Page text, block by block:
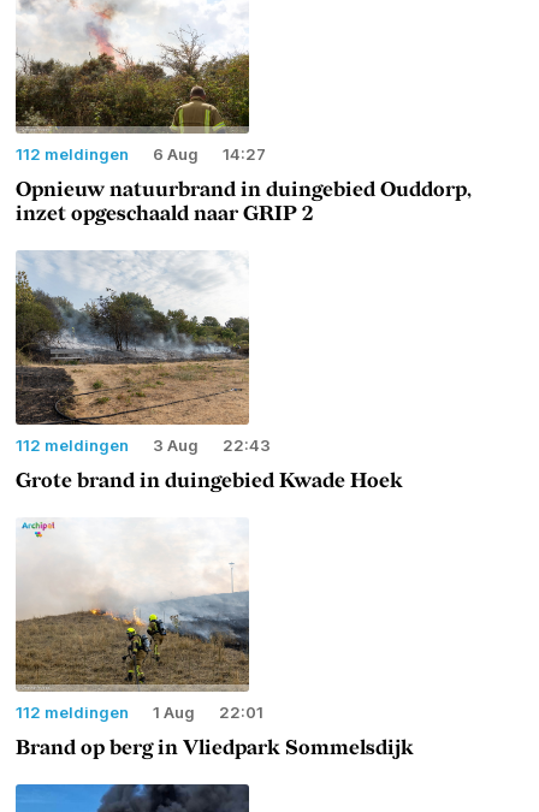
112 meldingen 6 Aug 14:27
Opnieuw natuurbrand in duingebied Ouddorp,
inzet opgeschaald naar GRIP 2
112 meldingen 3 Aug 22:43
Grote brand in duingebied Kwade Hoek
112 meldingen 1 Aug 22:01
Brand op berg in Vliedpark Sommelsdijk